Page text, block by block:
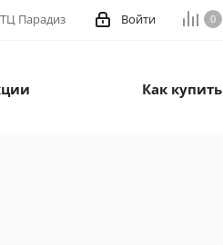
ТЦ Парадиз 0
Войти
Как купить